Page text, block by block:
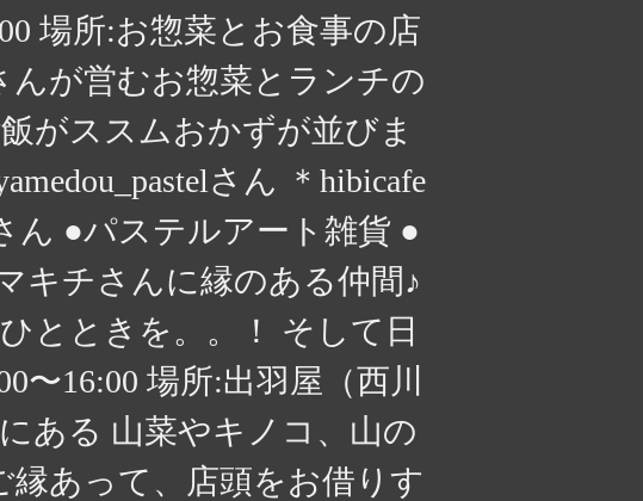
場所:お惣菜とお食事の店
が営むお惣菜とランチの
がススムおかずが並びま
さん ＊hibicafe
ん ●パステルアート雑貨 ●
キチさんに縁のある仲間♪
とときを。。！ そして日
16:00 場所:出羽屋（西川
ある 山菜やキノコ、山の
あって、店頭をお借りす